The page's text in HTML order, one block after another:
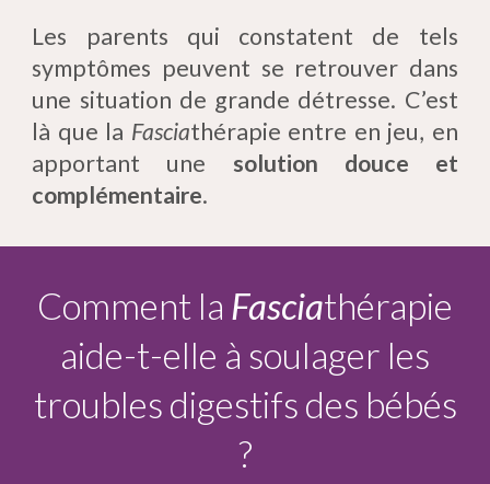
Les parents qui constatent de tels
symptômes peuvent se retrouver dans
une situation de grande détresse. C’est
là que la Fasciathérapie entre en jeu, en
apportant une solution douce et
complémentaire.
Comment la Fasciathérapie
aide-t-elle à soulager les
troubles digestifs des bébés
?